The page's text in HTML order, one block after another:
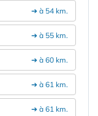
➔ à 54 km.
➔ à 55 km.
➔ à 60 km.
➔ à 61 km.
➔ à 61 km.